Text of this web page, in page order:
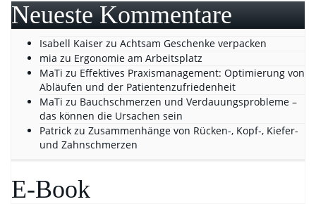
Neueste Kommentare
Isabell Kaiser zu Achtsam Geschenke verpacken
mia zu Ergonomie am Arbeitsplatz
MaTi zu Effektives Praxismanagement: Optimierung von
Abläufen und der Patientenzufriedenheit
MaTi zu Bauchschmerzen und Verdauungsprobleme –
das können die Ursachen sein
Patrick zu Zusammenhänge von Rücken-, Kopf-, Kiefer-
und Zahnschmerzen
E-Book